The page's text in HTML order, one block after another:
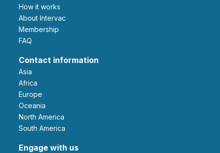
How it works
About Intervac
Membership
FAQ
Contact information
Asia
Africa
Europe
Oceania
North America
South America
Engage with us